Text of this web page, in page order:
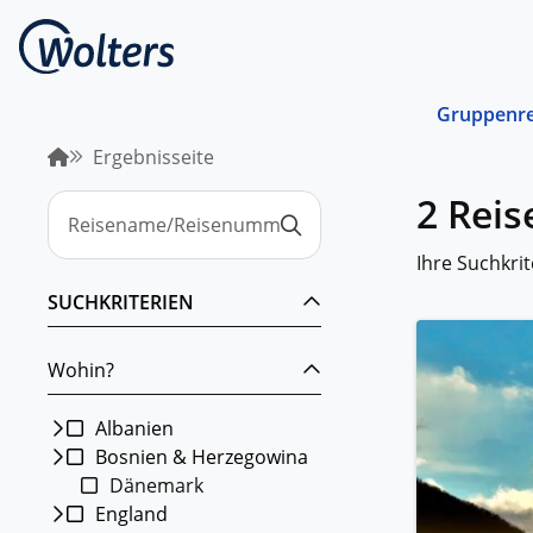
Von
Ergebnisseite
SUCHKRITERIEN
Wohin?
Albanien
Bosnien & Herzegowina
Dänemark
England
2
Ihre